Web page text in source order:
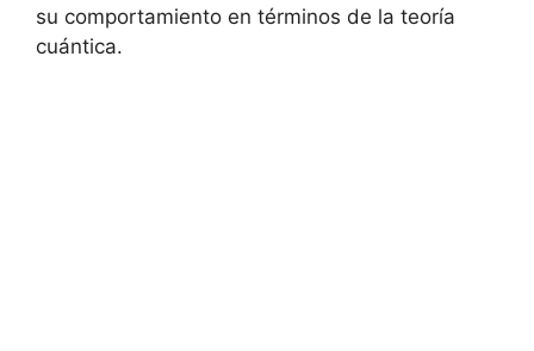
su comportamiento en términos de la teoría
cuántica.